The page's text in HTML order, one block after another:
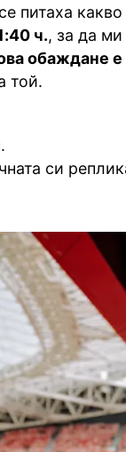
питаха какво
ч., за да ми
обаждане е
той.
си